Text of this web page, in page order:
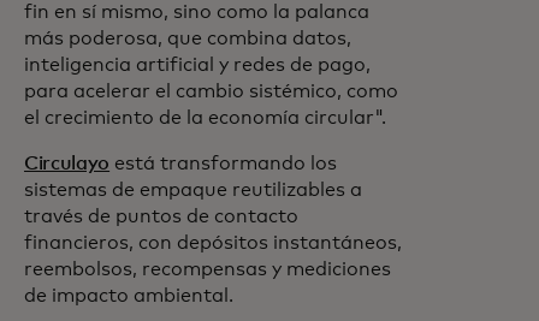
fin en sí mismo, sino como la palanca
más poderosa, que combina datos,
inteligencia artificial y redes de pago,
para acelerar el cambio sistémico, como
el crecimiento de la economía circular".
Circulayo está transformando los
sistemas de empaque reutilizables a
través de puntos de contacto
financieros, con depósitos instantáneos,
reembolsos, recompensas y mediciones
de impacto ambiental.